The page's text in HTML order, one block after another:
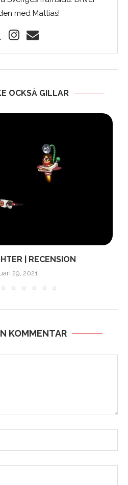
med Mattias!
OCKSÅ GILLAR
| RECENSION
29, 2021
KOMMENTAR